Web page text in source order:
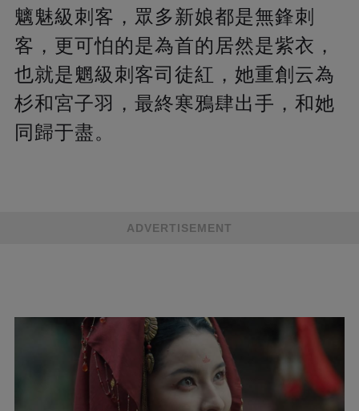
魑魅級刺客，眾多新娘都是無鋒刺
客，更可怕的是為首的居然是紫衣，
也就是魍級刺客司徒紅，她重創云為
杉和宮子羽，最終寒鴉肆出手，和她
同歸于盡。
ADVERTISEMENT